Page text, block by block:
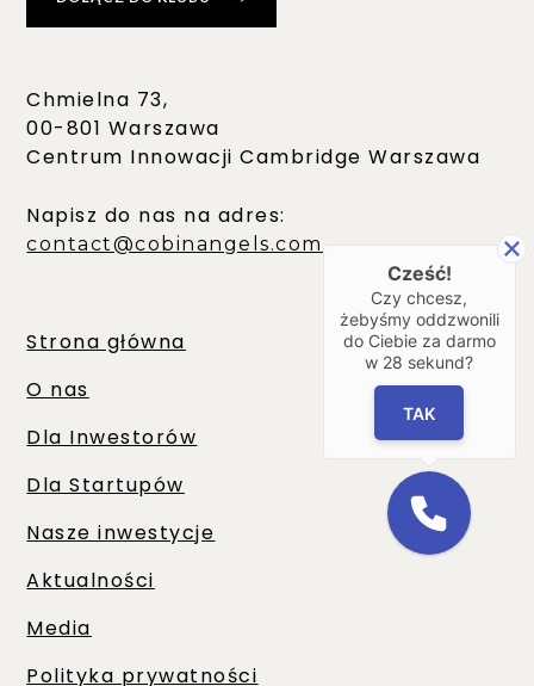
Napisz do nas na adres:
contact@cobinangels.com
Chmielna 73,
00-801 Warszawa
Centrum Innowacji Cambridge Warszawa
Strona główna
O nas
Dla Inwestorów
Dla Startupów
Nasze inwestycje
Aktualności
Media
Polityka prywatności
Cześć!
Czy chcesz,
żebyśmy oddzwonili
do Ciebie za darmo
w 28 sekund?
TAK